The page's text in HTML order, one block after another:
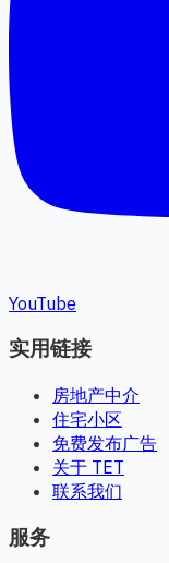
YouTube
实用链接
房地产中介
住宅小区
免费发布广告
关于 TET
联系我们
服务